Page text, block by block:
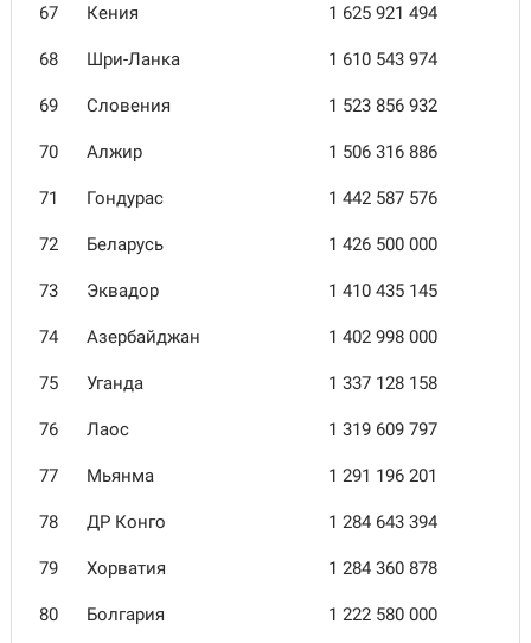
67 Кения 1 625 921 494
68 Шри-Ланка 1 610 543 974
69 Словения 1 523 856 932
70 Алжир 1 506 316 886
71 Гондурас 1 442 587 576
72 Беларусь 1 426 500 000
73 Эквадор 1 410 435 145
74 Азербайджан 1 402 998 000
75 Уганда 1 337 128 158
76 Лаос 1 319 609 797
77 Мьянма 1 291 196 201
78 ДР Конго 1 284 643 394
79 Хорватия 1 284 360 878
80 Болгария 1 222 580 000